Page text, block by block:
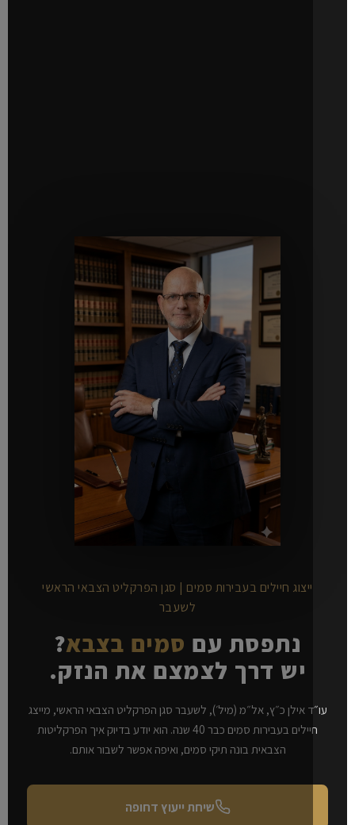
ייצוג חיילים בעבירות סמים | סגן הפרקליט הצבאי הראשי
נתפסת עם סמים בצבא?
יש דרך לצמצם את הנזק.
אילן כ״ץ, אל״מ (מיל׳), לשעבר סגן הפרקליט הצבאי הראשי, מייצג
חיילים בעבירות סמים כבר 40 שנה. הוא יודע בדיוק איך הפרקליטות
הצבאית בונה תיקי סמים, ואיפה אפשר לשבור אותם.
שיחת ייעוץ דחופה